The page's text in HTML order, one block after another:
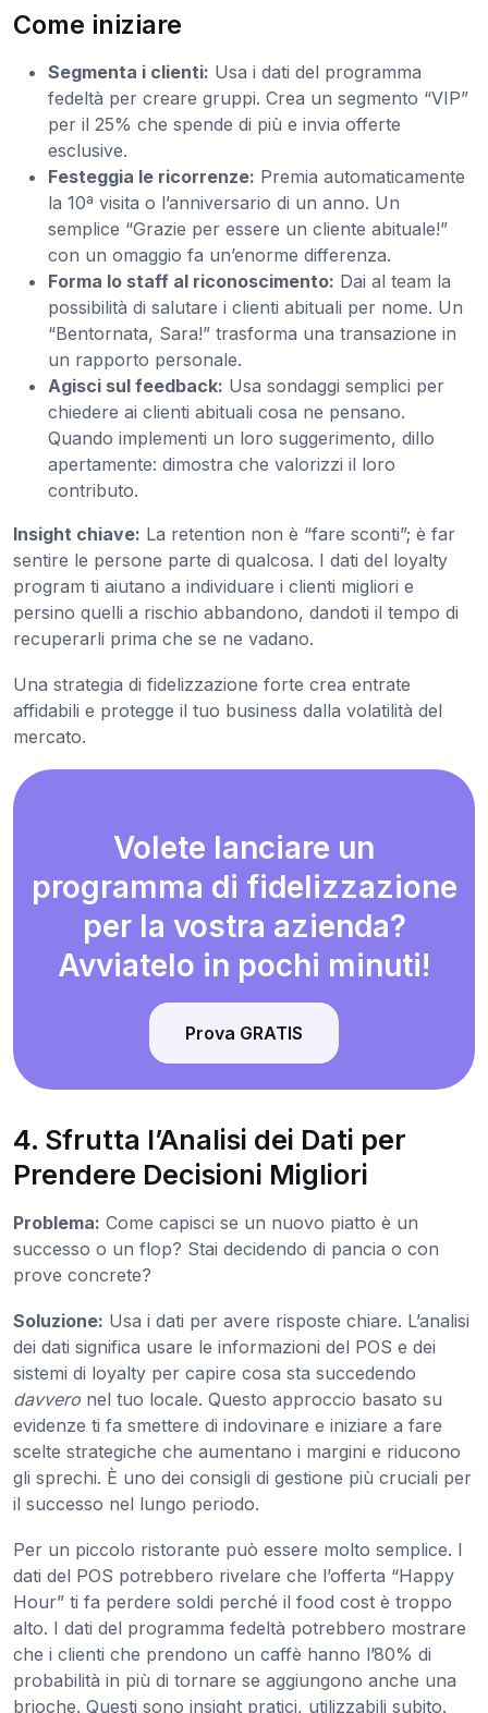
Come iniziare
Segmenta i clienti: Usa i dati del programma
fedeltà per creare gruppi. Crea un segmento “VIP”
per il 25% che spende di più e invia offerte
esclusive.
Festeggia le ricorrenze: Premia automaticamente
la 10ª visita o l’anniversario di un anno. Un
semplice “Grazie per essere un cliente abituale!”
con un omaggio fa un’enorme differenza.
Forma lo staff al riconoscimento: Dai al team la
possibilità di salutare i clienti abituali per nome. Un
“Bentornata, Sara!” trasforma una transazione in
un rapporto personale.
Agisci sul feedback: Usa sondaggi semplici per
chiedere ai clienti abituali cosa ne pensano.
Quando implementi un loro suggerimento, dillo
apertamente: dimostra che valorizzi il loro
contributo.
Insight chiave: La retention non è “fare sconti”; è far
sentire le persone parte di qualcosa. I dati del loyalty
program ti aiutano a individuare i clienti migliori e
persino quelli a rischio abbandono, dandoti il tempo di
recuperarli prima che se ne vadano.
Una strategia di fidelizzazione forte crea entrate
affidabili e protegge il tuo business dalla volatilità del
mercato.
Volete lanciare un
programma di fidelizzazione
per la vostra azienda?
Avviatelo in pochi minuti!
Prova GRATIS
4. Sfrutta l’Analisi dei Dati per
Prendere Decisioni Migliori
Problema: Come capisci se un nuovo piatto è un
successo o un flop? Stai decidendo di pancia o con
prove concrete?
Soluzione: Usa i dati per avere risposte chiare. L’analisi
dei dati significa usare le informazioni del POS e dei
sistemi di loyalty per capire cosa sta succedendo
davvero nel tuo locale. Questo approccio basato su
evidenze ti fa smettere di indovinare e iniziare a fare
scelte strategiche che aumentano i margini e riducono
gli sprechi. È uno dei consigli di gestione più cruciali per
il successo nel lungo periodo.
Per un piccolo ristorante può essere molto semplice. I
dati del POS potrebbero rivelare che l’offerta “Happy
Hour” ti fa perdere soldi perché il food cost è troppo
alto. I dati del programma fedeltà potrebbero mostrare
che i clienti che prendono un caffè hanno l’80% di
probabilità in più di tornare se aggiungono anche una
brioche. Questi sono insight pratici, utilizzabili subito.